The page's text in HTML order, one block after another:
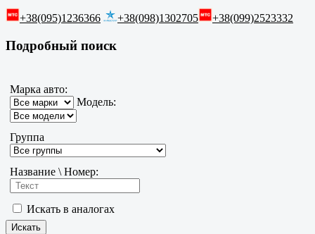
+38(095)1236366 +38(098)1302705 +38(099)2523332
Подробный поиск
Марка авто:
Модель:
Группа
Название \ Номер:
Искать в аналогах